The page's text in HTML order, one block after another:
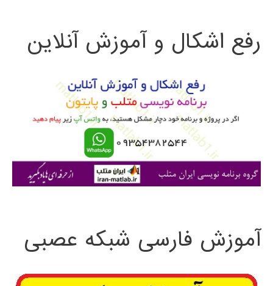
ج
ی
رفع اشکال و آموزش آنلاین
آموزش فارسی شبکه عصبی